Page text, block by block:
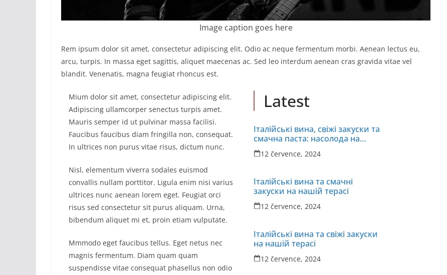
Image caption goes here
Rem ipsum dolor sit amet, consectetur adipiscing elit. Odio ac neque fermentum morbi. Aenean lectus eu,
arcu, turpis. In massa eget sagittis, aliquet maecenas ac. Sed leo interdum aenean cras gravida vitae vel
blandit. Venenatis, magna feugiat rhoncus est.
Mium dolor sit amet, consectetur adipiscing elit.
Adipiscing ullamcorper senectus turpis amet.
Mauris semper id ut pulvinar massa facilisi.
Faucibus faucibus diam fringilla non, consequat.
In ultrices non purus vitae risus, dictum nunc.
Nisl, elementum viverra sodales euismod
convallis nullam porttitor. Ligula enim nisi varius
ultrices nunc aenean lorem eget. Feugiat orci
risus sed consectetur sit purus aliquam. Urna,
bibendum aliquet mi et, proin etiam vulputate.
Mmmodo eget faucibus tellus. Eget netus nec
magnis fermentum. Diam quam quam
suspendisse vitae consequat phasellus non odio
Latest
Італійські вина, свіжі закуски та
смачна паста: насолода на
нашій терасі
12 července, 2024
Італійські вина та смачні
закуски на нашій терасі
12 července, 2024
Італійські вина та свіжі закуски
на нашій терасі
12 července, 2024